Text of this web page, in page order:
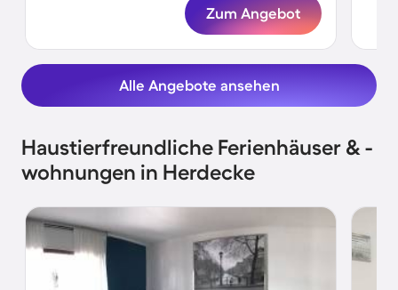
Zum Angebot
Alle Angebote ansehen
Haustierfreundliche Ferienhäuser & -
wohnungen in Herdecke